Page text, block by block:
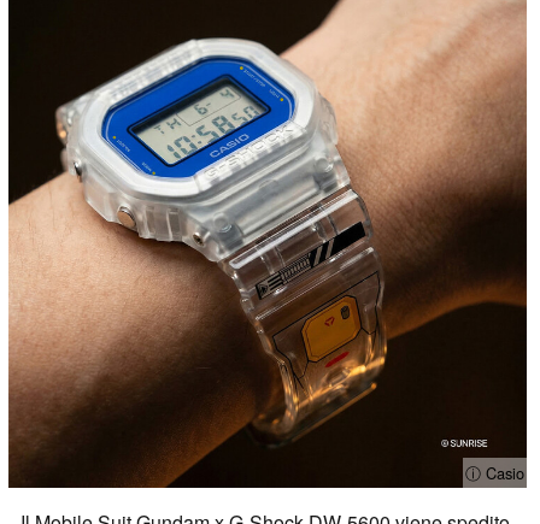
ⓘ Casio